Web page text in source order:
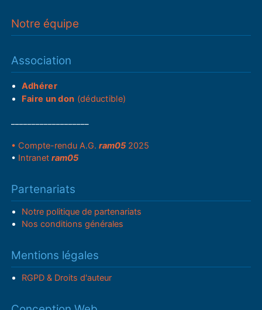
Notre équipe
Association
Adhérer
Faire un don (déductible)
• Compte-rendu A.G.ram05 2025
• Intranetram05
Partenariats
Notre politique de partenariats
Nos conditions générales
Mentions légales
RGPD & Droits d'auteur